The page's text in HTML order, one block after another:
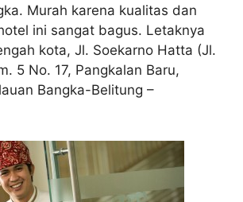
Murah karena kualitas dan
ini sangat bagus. Letaknya
kota, Jl. Soekarno Hatta (Jl.
5 No. 17, Pangkalan Baru,
Bangka-Belitung –